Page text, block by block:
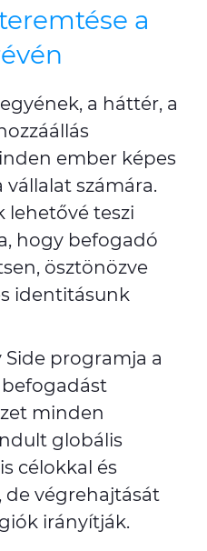
a
a háttér, a
ember képes
számára.
lehetővé teszi
hogy befogadó
ösztönözve
identitásunk
Side programja a
befogadást
minden
globális
célokkal és
végrehajtását
irányítják.